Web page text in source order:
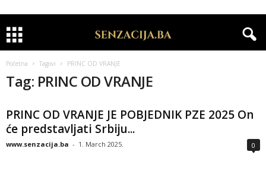
Početna Tagovi PRINC OD VRANJE
Tag: PRINC OD VRANJE
PRINC OD VRANJE JE POBJEDNIK PZE 2025 On
će predstavljati Srbiju...
www.senzacija.ba - 1. March 2025. 0